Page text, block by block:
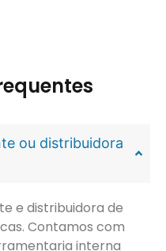
ou distribuidora
e distribuidora de
Contamos com
interna